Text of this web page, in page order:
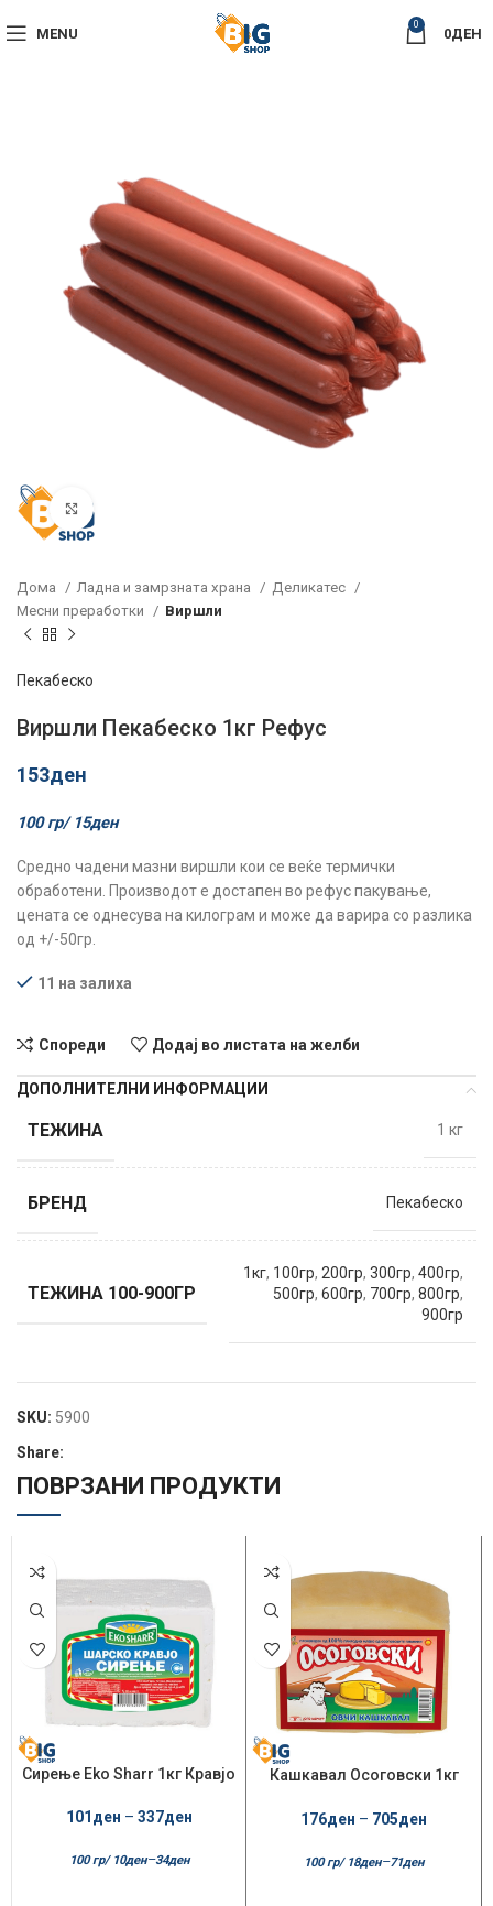
MENU
0
0ДЕН
Click to enlarge
Дома Ладна и замрзната храна
Деликатес
Месни преработки
Виршли
Пекабеско
Виршли Пекабеско 1кг Рефус
153ден
100 гр/ 15ден
Средно чадени мазни виршли кои се веќе термички
обработени. Производот е достапен во рефус пакување,
цената се однесува на килограм и може да варира со разлика
од +/-50гр.
11 на залиха
Спореди Додај во листата на желби
ДОПОЛНИТЕЛНИ ИНФОРМАЦИИ
ТЕЖИНА 1 кг
БРЕНД Пекабеско
ТЕЖИНА 100-900ГР
1кг, 100гр, 200гр, 300гр, 400гр,
500гр, 600гр, 700гр, 800гр,
900гр
SKU: 5900
Share:
ПОВРЗАНИ ПРОДУКТИ
Сирење Eko Sharr 1кг Кравјо
101ден – 337ден
100 гр/ 10ден–34ден
Кашкавал Осоговски 1кг
176ден – 705ден
100 гр/ 18ден–71ден